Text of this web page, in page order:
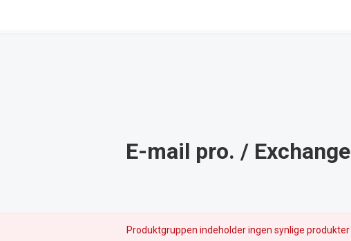
E-mail pro. / Exchange
Produktgruppen indeholder ingen synlige produkter